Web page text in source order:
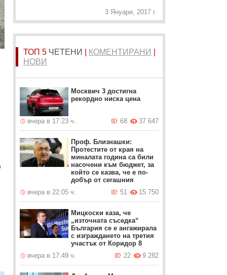
3 Януари, 2017 г.
ТОП 5 ЧЕТЕНИ КОМЕНТИРАНИ
НОВИ
Москвич 3 достигна
рекордно ниска цена
вчера в 17:23 ч. 37 647
68
Проф. Близнашки:
Протестите от края на
миналата година са били
насочени към бюджет, за
който се казва, че е по-
добър от сегашния
вчера в 22:05 ч.
15 750
51
Мицкоски каза, че
„източната съседка“
България се е ангажирала
с изграждането на третия
участък от Коридор 8
вчера в 17:49 ч.
9 282
22